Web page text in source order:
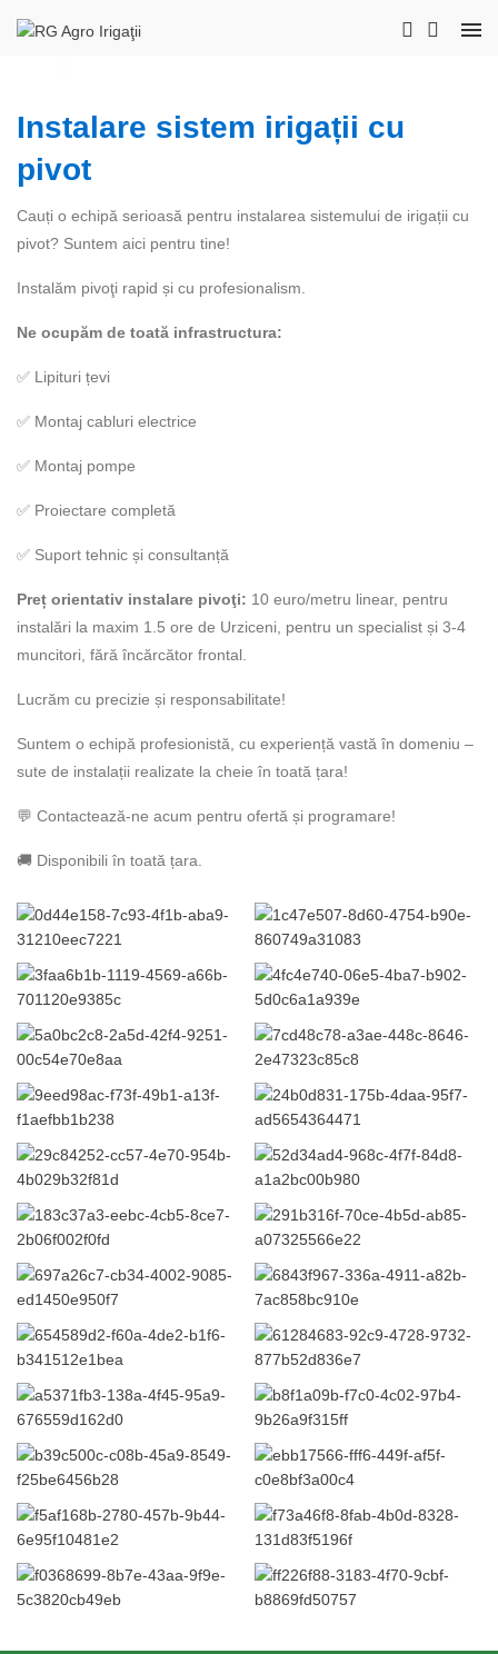
Instalare sistem irigații cu
pivot
Cauți o echipă serioasă pentru instalarea sistemului de irigații cu
pivot? Suntem aici pentru tine!
Instalăm pivoţi rapid și cu profesionalism.
Ne ocupăm de toată infrastructura:
✅ Lipituri țevi
✅ Montaj cabluri electrice
✅ Montaj pompe
✅ Proiectare completă
✅ Suport tehnic și consultanță
Preț orientativ instalare pivoţi: 10 euro/metru linear, pentru
instalări la maxim 1.5 ore de Urziceni, pentru un specialist și 3-4
muncitori, fără încărcător frontal.
Lucrăm cu precizie și responsabilitate!
Suntem o echipă profesionistă, cu experiență vastă în domeniu –
sute de instalații realizate la cheie în toată țara!
💬 Contactează-ne acum pentru ofertă și programare!
🚚 Disponibili în toată țara.